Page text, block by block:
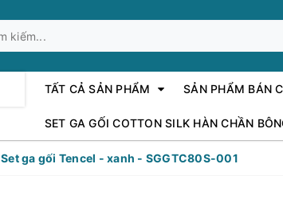
TẤT CẢ SẢN PHẨM SẢN PHẨM BÁN
SET GA GỐI COTTON SILK HÀN CHẦN
Set ga gối Tencel - xanh - SGGTC80S-001